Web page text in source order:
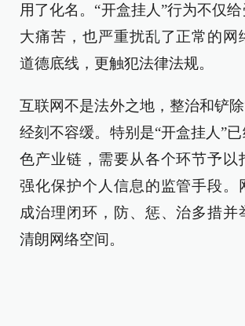
用了化名。“开盒挂人”行为不仅
大痛苦，也严重扰乱了正常的网
道德底线，更触犯法律法规。
互联网不是法外之地，整治和铲
经刻不容缓。特别是“开盒挂人”
色产业链，需要从各个环节予以
强化保护个人信息的监管手段。
成治理闭环，防、惩、治多措并
清朗网络空间。